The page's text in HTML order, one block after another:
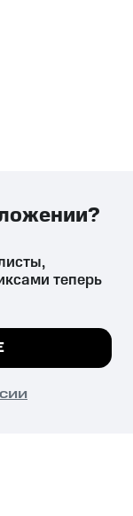
вред здоровью,
все
теперь